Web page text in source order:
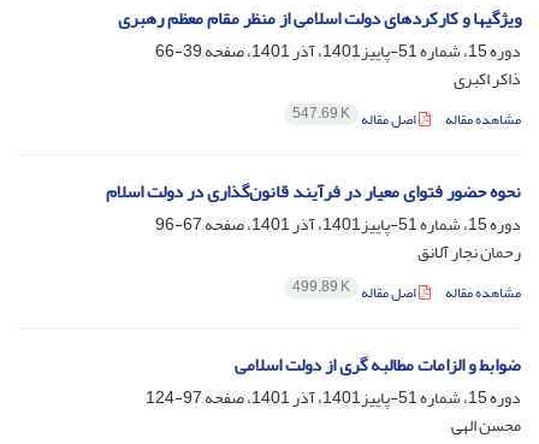
ویژگی‎ها و کارکردهای دولت اسلامی از منظر مقام معظم رهبری
دوره 15، شماره 51-پاییز1401، آذر 1401، صفحه
39-66
ذاکر اکبری
مشاهده مقاله اصل مقاله 547.69 K
نحوه حضور فتوای معیار در فرآیند قانون‌گذاری در دولت اسلام
دوره 15، شماره 51-پاییز1401، آذر 1401، صفحه
67-96
رحمان نجار آلانق
مشاهده مقاله اصل مقاله 499.89 K
ضوابط و الزامات مطالبه گری از دولت اسلامی
دوره 15، شماره 51-پاییز1401، آذر 1401، صفحه
97-124
محسن الهی